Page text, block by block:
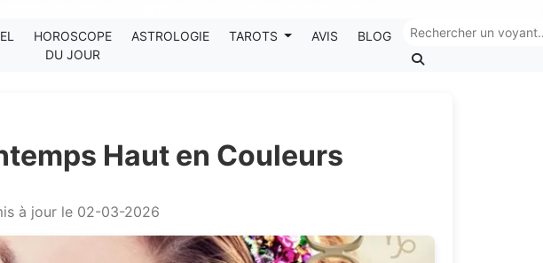
HOROSCOPE
DU JOUR
ASTROLOGIE TAROTS AVIS BLOG
Haut en Couleurs
à jour le 02-03-2026